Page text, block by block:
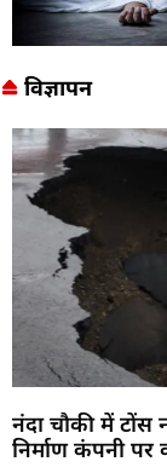
विज्ञापन
नंदा चौकी में टोंस
निर्माण कंपनी पर